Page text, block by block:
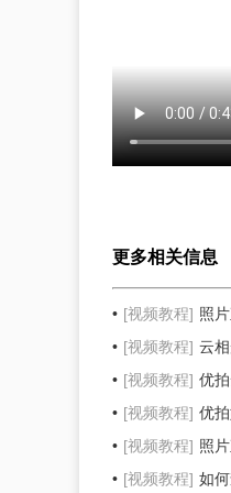
更多相关信息
[视频教程] 照
[视频教程] 云
[视频教程] 优
[视频教程] 优
[视频教程] 照
[视频教程] 如